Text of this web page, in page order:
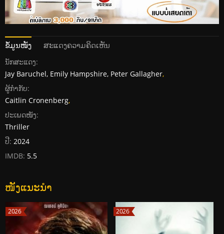
ຂໍ້ມູນໜັງ ສະແດງຄວາມຄິດເຫັນ
ນັກສະແດງ:
Jay Baruchel, Emily Hampshire, Peter Gallagher,
ຜູ້ກໍາກັບ:
Caitlin Cronenberg,
ປະເພດໜັງ:
Thriller
ປີ: 2024
IMDB: 5.5
ໜັງແນະນໍາ
2026 2026